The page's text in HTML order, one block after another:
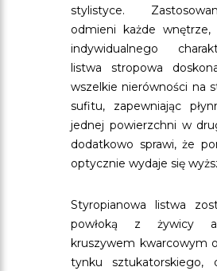
stylistyce.
odmieni każde wnętrze,
indywidualnego
listwa stropowa
wszelkie nierówności na
sufitu, zapewniając
jednej powierzchni w
dodatkowo sprawi, że
optycznie wydaje się
Styropianowa listwa
powłoką z żywicy
kruszywem kwarcowym
tynku sztukatorskiego,